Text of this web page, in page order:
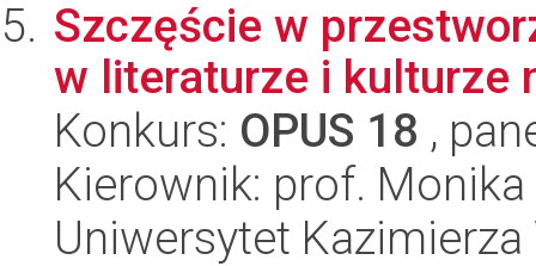
Szczęście w
w literaturze i kulturze
Konkurs: OPUS 18 ,
Kierownik: prof.
Uniwersytet